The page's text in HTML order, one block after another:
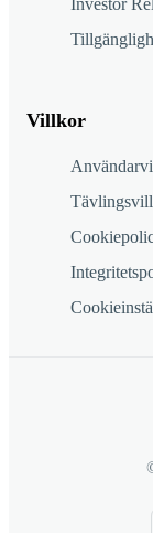
Investor
Villkor